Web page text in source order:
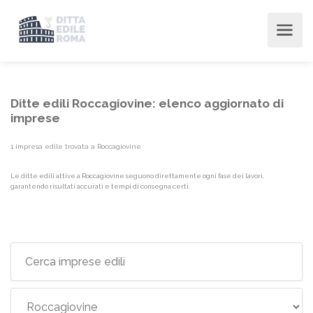
Ditte edili Roccagiovine: elenco aggiornato di
imprese
1 impresa edile trovata a Roccagiovine
Le ditte edili attive a Roccagiovine seguono direttamente ogni fase dei lavori,
garantendo risultati accurati e tempi di consegna certi.
Elenco imprese edili {label}